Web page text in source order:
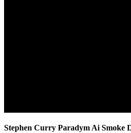
Stephen Curry Paradym Ai Smoke